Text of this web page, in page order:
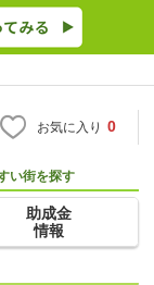
お気に入り 0
い街を探す
助成金
情報